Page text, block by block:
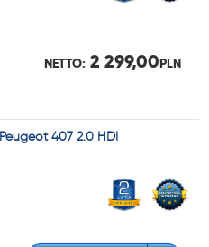
NETTO: 2 299,00PLN
407 2.0 HDI